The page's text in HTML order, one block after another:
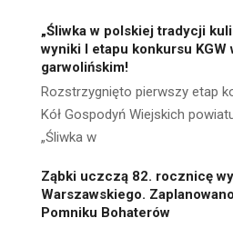
„Śliwka w polskiej tradycji
wyniki I etapu konkursu KGW
garwolińskim!
Rozstrzygnięto pierwszy etap
Kół Gospodyń Wiejskich
„Śliwka w
Ząbki uczczą 82. rocznicę
Warszawskiego.
Pomniku Bohaterów